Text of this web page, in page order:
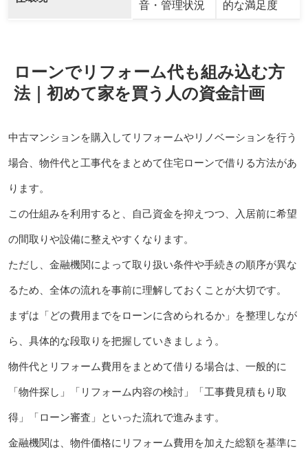
音・管理状況
的な満足度
ローンでリフォーム代も組み込む方
法｜初めて家を買う人の資金計画
中古マンションを購入してリフォームやリノベーションを行う
場合、物件代と工事代をまとめて住宅ローンで借りる方法があ
ります。
この仕組みを利用すると、自己資金を抑えつつ、入居前に希望
の間取りや設備に整えやすくなります。
ただし、金融機関によって取り扱い条件や手続きの順序が異な
るため、全体の流れを事前に理解しておくことが大切です。
まずは「どの費用までをローンに含められるか」を整理しなが
ら、具体的な段取りを把握していきましょう。
物件代とリフォーム費用をまとめて借りる場合は、一般的に
「物件探し」「リフォーム内容の検討」「工事費見積もり取
得」「ローン審査」といった流れで進みます。
金融機関は、物件価格にリフォーム費用を加えた総額を基準に